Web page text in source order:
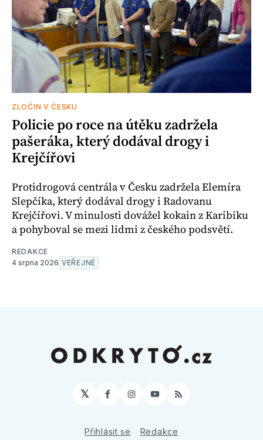
ZLOČIN V ČESKU
Policie po roce na útěku zadržela
pašeráka, který dodával drogy i
Krejčířovi
Protidrogová centrála v Česku zadržela Elemíra
Slepčíka, který dodával drogy i Radovanu
Krejčířovi. V minulosti dovážel kokain z Karibiku
a pohyboval se mezi lidmi z českého podsvětí.
REDAKCE
4 srpna 2026 VEŘEJNÉ
𝕏 Facebook
Instagram
YouTube
RSS
Přihlásit se Redakce